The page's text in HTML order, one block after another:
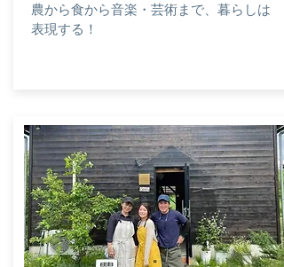
​農から食から音楽・芸術まで、暮らしは
表現する！